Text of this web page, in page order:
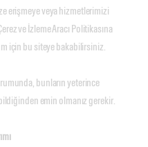
erişmeye veya hizmetlerimizi
ve İzleme Aracı Politikasına
için bu siteye bakabilirsiniz.
bunların yeterince
emin olmanız gerekir.